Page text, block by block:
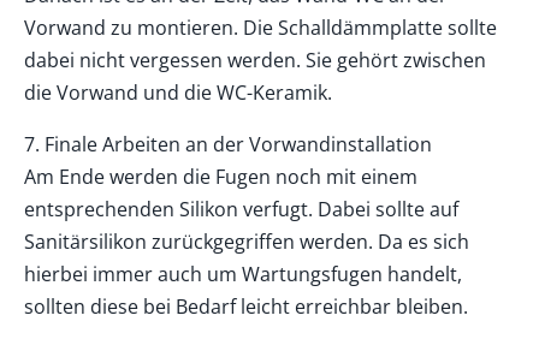
Vorwand zu montieren. Die Schalldämmplatte sollte
dabei nicht vergessen werden. Sie gehört zwischen
die Vorwand und die WC-Keramik.
7. Finale Arbeiten an der Vorwandinstallation
Am Ende werden die Fugen noch mit einem
entsprechenden Silikon verfugt. Dabei sollte auf
Sanitärsilikon zurückgegriffen werden. Da es sich
hierbei immer auch um Wartungsfugen handelt,
sollten diese bei Bedarf leicht erreichbar bleiben.